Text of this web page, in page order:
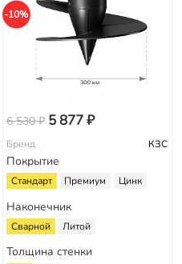
-10%
6 530 ₽ 5 877 ₽
Бренд КЗС
Покрытие
Стандарт Премиум Цинк
Наконечник
Сварной Литой
Толщина стенки